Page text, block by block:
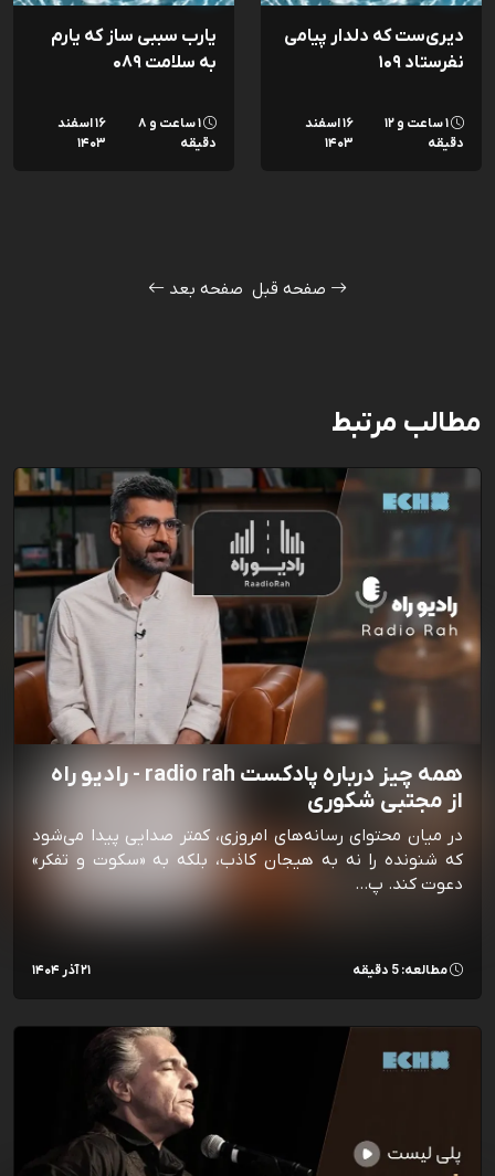
دیری‌ست که دلدار پیامی
نفرستاد ۱۰۹
۱ ساعت و ۱۲
دقیقه
۱۶ اسفند
۱۴۰۳
یارب سببی ساز که یارم
به سلامت ۰۸۹
۱ ساعت و ۸
دقیقه
۱۶ اسفند
۱۴۰۳
صفحه قبل صفحه بعد
مطالب مرتبط
همه چیز درباره پادکست radio rah - رادیو راه
از مجتبی شکوری
در میان محتوای رسانه‌های امروزی، کمتر صدایی پیدا می‌شود
که شنونده را نه به هیجان کاذب، بلکه به «سکوت و تفکر»
دعوت کند. پ…
مطالعه: 5 دقیقه ۲۱ آذر ۱۴۰۴